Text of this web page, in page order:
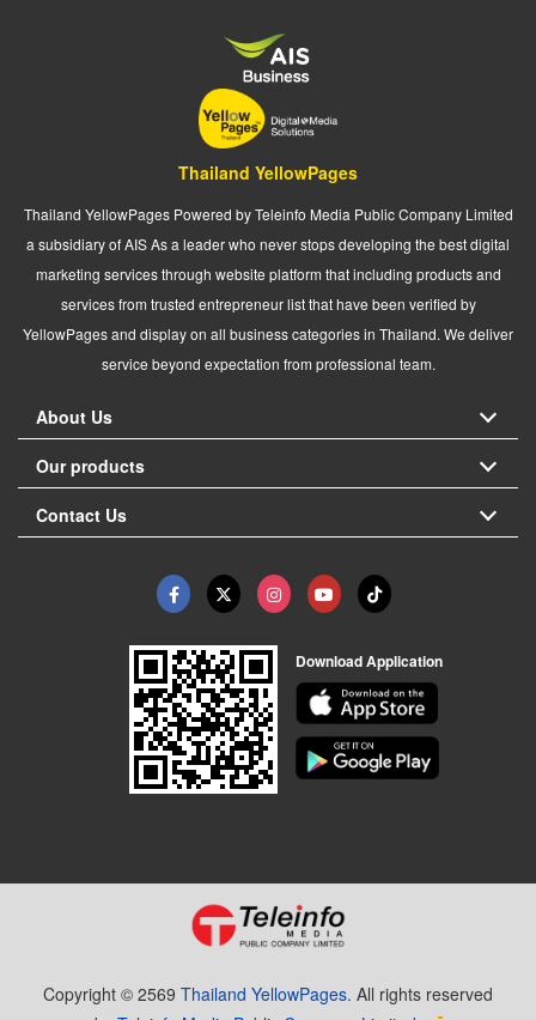
Thailand YellowPages
Thailand YellowPages Powered by Teleinfo Media Public Company Limited
a subsidiary of AIS As a leader who never stops developing the best digital
marketing services through website platform that including products and
services from trusted entrepreneur list that have been verified by
YellowPages and display on all business categories in Thailand. We deliver
service beyond expectation from professional team.
About Us
Our products
Contact Us
Download Application
Copyright © 2569 Thailand YellowPages. All rights reserved